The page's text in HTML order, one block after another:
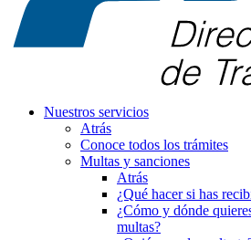
Nuestros servicios
Atrás
Conoce todos los trámites
Multas y sanciones
Atrás
¿Qué hacer si has
¿Cómo y dónde
multas?